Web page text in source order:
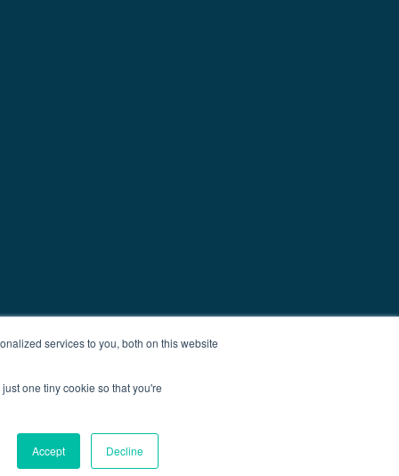
services to you, both on this website
one tiny cookie so that you're
Accept Decline